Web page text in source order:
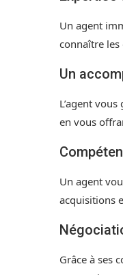
Un agent
connaître
Un
L’agent
en vous
Un agent
acquisitions
Grâce à ses